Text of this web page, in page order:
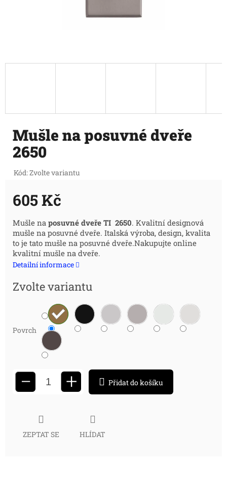
Mušle na posuvné dveře
2650
Kód:Zvolte variantu
605 Kč
Měrná
cena:
Mušle na posuvné dveře TI 2650. Kvalitní designová
mušle na posuvné dveře. Italská výroba, design, kvalita
to je tato mušle na posuvné dveře.Nakupujte online
kvalitní mušle na dveře.
Detailní informace
Zvolte variantu
Povrch
− + Přidat do košíku
ZEPTAT SE HLÍDAT